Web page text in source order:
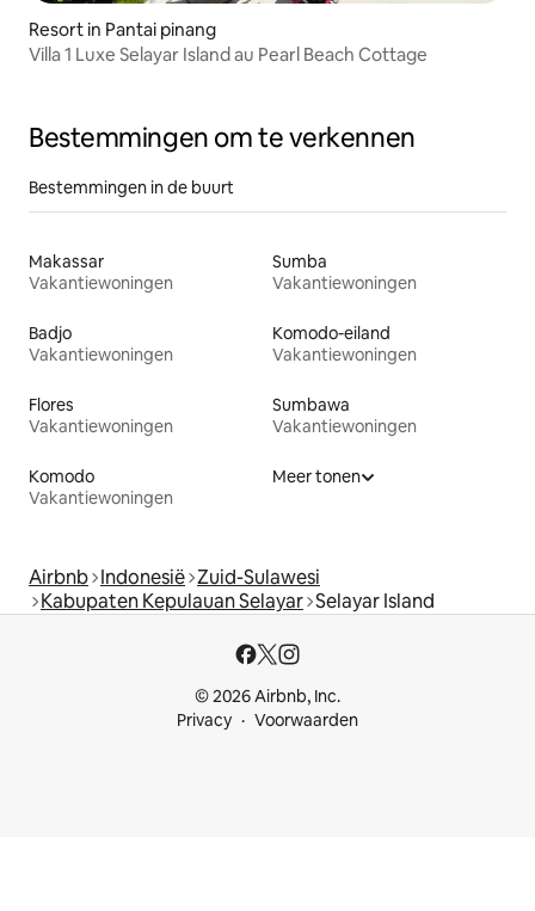
Resort in Pantai pinang
Villa 1 Luxe Selayar Island au Pearl Beach Cottage
Bestemmingen om te verkennen
Bestemmingen in de buurt
Makassar
Vakantiewoningen
Sumba
Vakantiewoningen
Badjo
Vakantiewoningen
Komodo-eiland
Vakantiewoningen
Flores
Vakantiewoningen
Sumbawa
Vakantiewoningen
Komodo
Vakantiewoningen
Meer tonen
Airbnb Indonesië Zuid-Sulawesi
Kabupaten Kepulauan Selayar Selayar Island
© 2026 Airbnb, Inc.
Privacy
Voorwaarden